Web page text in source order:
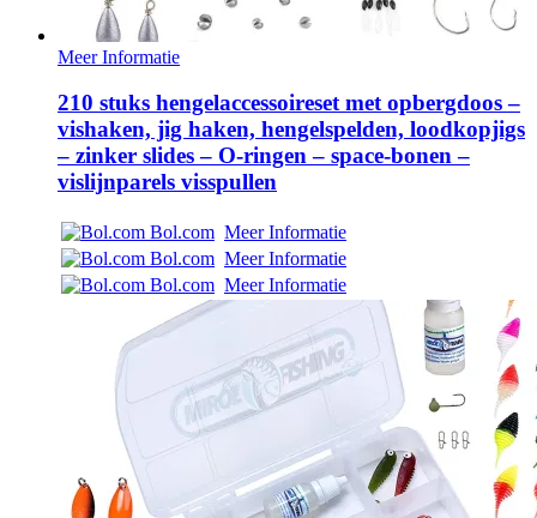
Meer Informatie
210 stuks hengelaccessoireset met opbergdoos –
vishaken, jig haken, hengelspelden, loodkopjigs
– zinker slides – O-ringen – space-bonen –
vislijnparels visspullen
Bol.com Meer Informatie
Bol.com Meer Informatie
Bol.com Meer Informatie